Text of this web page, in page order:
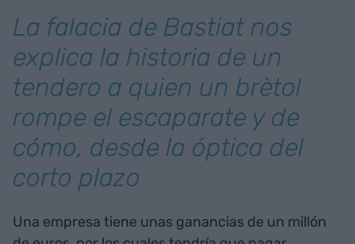
La falacia de Bastiat nos
explica la historia de un
tendero a quien un brètol
rompe el escaparate y de
cómo, desde la óptica del
corto plazo
Una empresa tiene unas ganancias de un millón